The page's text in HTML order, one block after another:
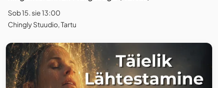
Sob 15. sie 13:00
Chingly Stuudio, Tartu